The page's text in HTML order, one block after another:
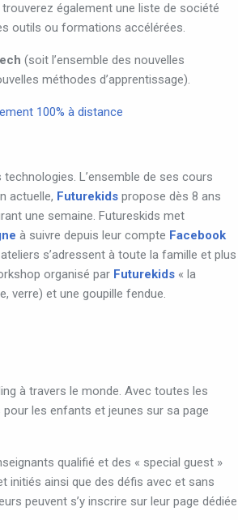
également une liste de société
outils ou formations accélérées.
(soit l’ensemble des nouvelles
méthodes d’apprentissage).
100% à distance
L’ensemble de ses cours
actuelle, Futurekids propose dès 8 ans
une semaine. Futureskids met
à suivre depuis leur compte Facebook
s’adressent à toute la famille et plus
organisé par Futurekids « la
verre) et une goupille fendue.
à travers le monde. Avec toutes les
les enfants et jeunes sur sa page
qualifié et des « special guest »
initiés ainsi que des défis avec et sans
peuvent s’y inscrire sur leur page dédiée